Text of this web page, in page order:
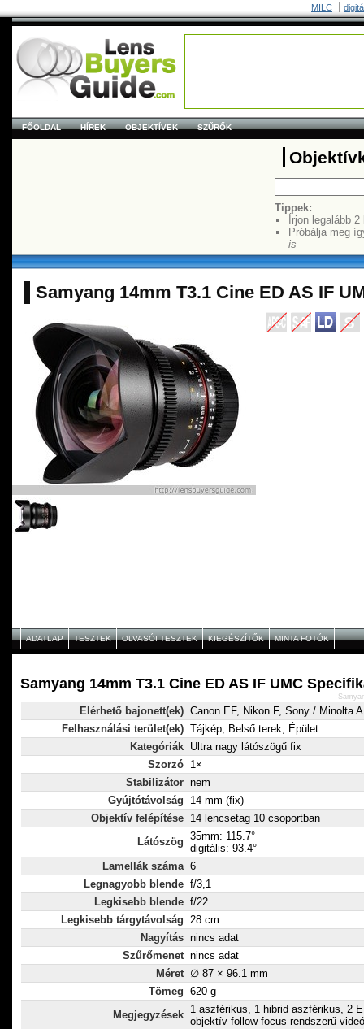
MILC
FŐOLDAL HÍREK OBJEKTÍVEK SZŰRŐK
Tippek:
Írjon legalább
Próbálja meg
is
Samyang 14mm T3.1 Cine ED AS IF
ADATLAP TESZTEK OLVASÓI TESZTEK KIEGÉSZÍTŐK MINTA FOTÓK
Samyang 14mm T3.1 Cine ED AS IF UMC
Elérhető bajonett(ek) Canon EF, Nikon F, Sony / Minolta
Felhasználási terület(ek) Tájkép, Belső terek, Épület
Kategóriák Ultra nagy látószögű fix
Szorzó 1×
Stabilizátor nem
Gyújtótávolság
14 mm (fix)
Objektív felépítése 14 lencsetag 10 csoportban
Látószög 35mm: 115.7°
digitális: 93.4°
Lamellák száma 6
Legnagyobb blende f/3,1
Legkisebb blende f/22
Legkisebb tárgytávolság 28 cm
Nagyítás nincs adat
Szűrőmenet nincs adat
Méret ∅ 87 × 96.1 mm
Tömeg 620 g
Megjegyzések 1 aszférikus, 1 hibrid aszférikus, 2
objektív follow focus rendszerű